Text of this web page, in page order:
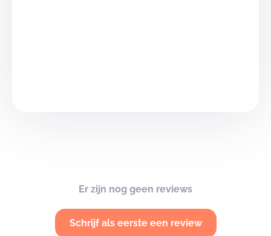
Er zijn nog geen reviews
Schrijf als eerste een review